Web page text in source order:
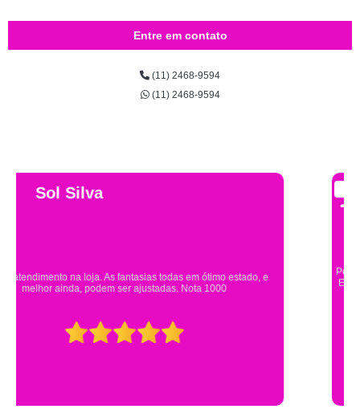
Entre em contato
(11) 2468-9594
(11) 2468-9594
Gsutavo Pinto
Pesquisei em mais de 20 lojas e só encontrei a fantasia de meu filho na
Eureka. Cheguei praticamente no horário em que estavam fechando e
mesmo assim fui muito bem atendido.